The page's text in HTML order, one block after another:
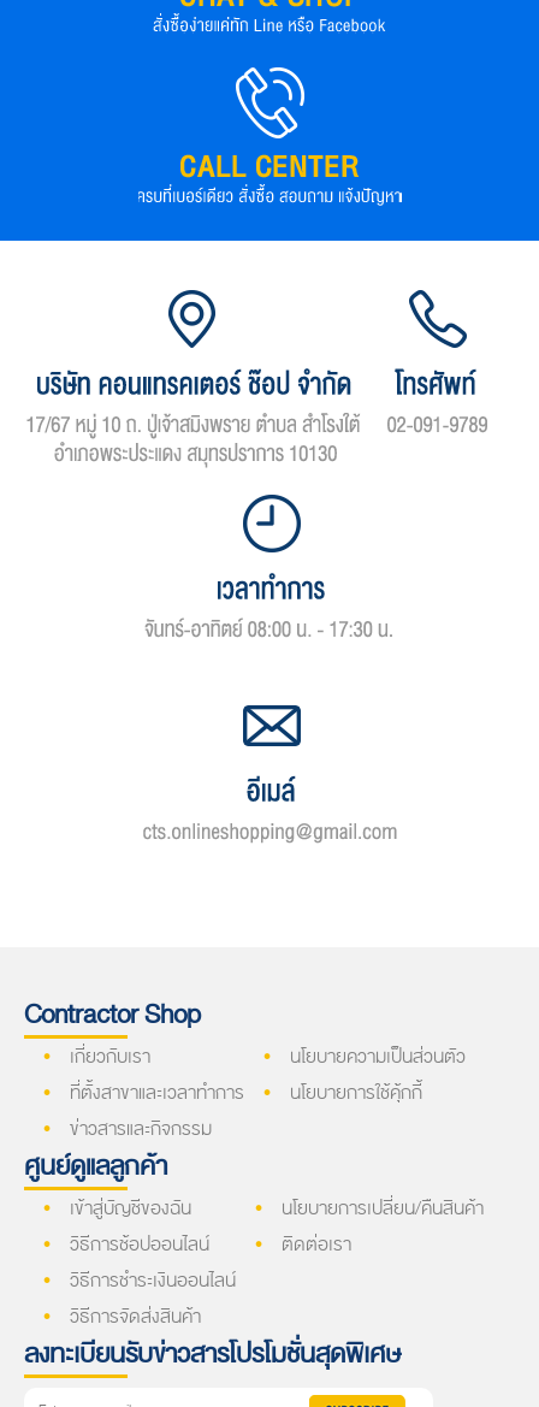
Contractor Shop
เกี่ยวกับเรา
ที่ตั้งสาขาและเวลาทำการ
ข่าวสารและกิจกรรม
นโยบายความเป็นส่วนตัว
นโยบายการใช้คุ้กกี้
ศูนย์ดูแลลูกค้า
เข้าสู่บัญชีของฉัน
วิธีการช้อปออนไลน์
วิธีการชำระเงินออนไลน์
วิธีการจัดส่งสินค้า
นโยบายการเปลี่ยน/คืนสินค้า
ติดต่อเรา
ลงทะเบียนรับข่าวสารโปรโมชั่นสุดพิเศษ